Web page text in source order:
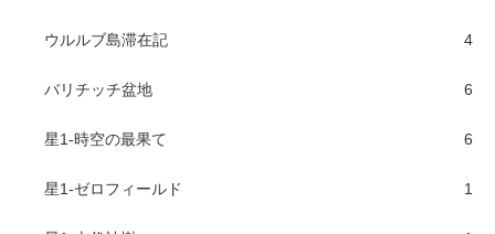
ウルルブ島滞在記 4
バリチッチ盆地 6
星1-時空の最果て 6
星1-ゼロフィールド 1